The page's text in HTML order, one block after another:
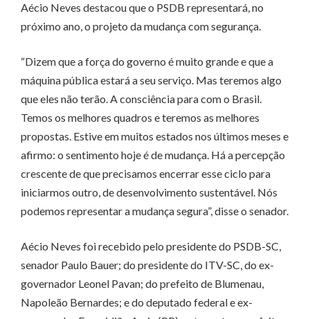
Aécio Neves destacou que o PSDB representará, no
próximo ano, o projeto da mudança com segurança.
“Dizem que a força do governo é muito grande e que a
máquina pública estará a seu serviço. Mas teremos algo
que eles não terão. A consciência para com o Brasil.
Temos os melhores quadros e teremos as melhores
propostas. Estive em muitos estados nos últimos meses e
afirmo: o sentimento hoje é de mudança. Há a percepção
crescente de que precisamos encerrar esse ciclo para
iniciarmos outro, de desenvolvimento sustentável. Nós
podemos representar a mudança segura”, disse o senador.
Aécio Neves foi recebido pelo presidente do PSDB-SC,
senador Paulo Bauer; do presidente do ITV-SC, do ex-
governador Leonel Pavan; do prefeito de Blumenau,
Napoleão Bernardes; e do deputado federal e ex-